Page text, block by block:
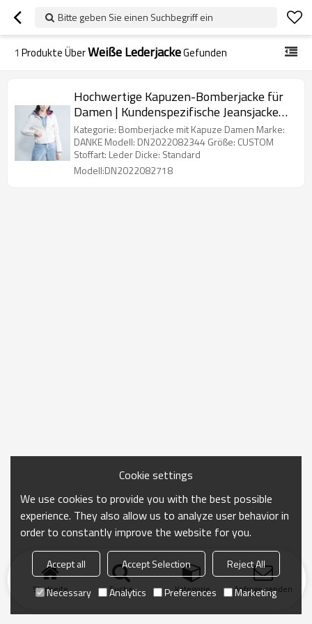
Bitte geben Sie einen Suchbegriff ein
1 Produkte ÜberWeiße LederjackeGefunden
Hochwertige Kapuzen-Bomberjacke für
Damen | Kundenspezifische Jeansjacke
mit Kapuze für Damen
Kategorie: Bomberjacke mit Kapuze Damen Marke:
DANKE Modell: DN2022082344 Größe: CUSTOM
Stoffart: Leder Dicke: Standard
Modell:DN2022082718
Startseite Suche Kategorie Anfrage senden
Cookie settings
We use cookies to provide you with the best possible
experience. They also allow us to analyze user behavior in
order to constantly improve the website for you.
Accept all Accept Selection
Reject All
Necessary
Analytics Preferences Marketing